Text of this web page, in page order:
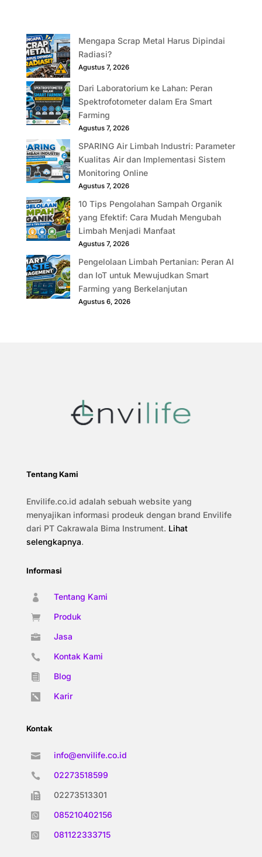
Mengapa Scrap Metal Harus Dipindai
Radiasi?
Agustus 7, 2026
Dari Laboratorium ke Lahan: Peran
Spektrofotometer dalam Era Smart
Farming
Agustus 7, 2026
SPARING Air Limbah Industri: Parameter
Kualitas Air dan Implementasi Sistem
Monitoring Online
Agustus 7, 2026
10 Tips Pengolahan Sampah Organik
yang Efektif: Cara Mudah Mengubah
Limbah Menjadi Manfaat
Agustus 7, 2026
Pengelolaan Limbah Pertanian: Peran AI
dan IoT untuk Mewujudkan Smart
Farming yang Berkelanjutan
Agustus 6, 2026
Tentang Kami
Envilife.co.id adalah sebuah website yang
menyajikan informasi prodeuk dengan brand Envilife
dari PT Cakrawala Bima Instrument. Lihat
selengkapnya.
Informasi
 Tentang Kami
 Produk
 Jasa
 Kontak Kami
 Blog
 Karir
Kontak
 info@envilife.co.id
 02273518599
 02273513301
 085210402156
 081122333715